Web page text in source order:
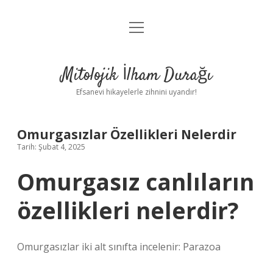
Anasayfa
Yasal Uyarı
menüyü
Mitolojik İlham Durağı
Efsanevi hikayelerle zihnini uyandır!
Omurgasızlar Özellikleri Nelerdir
Tarih: Şubat 4, 2025
Omurgasız canlıların
özellikleri nelerdir?
Omurgasızlar iki alt sınıfta incelenir: Parazoa